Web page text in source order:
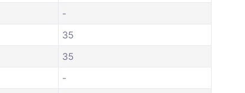
-
35
35
-